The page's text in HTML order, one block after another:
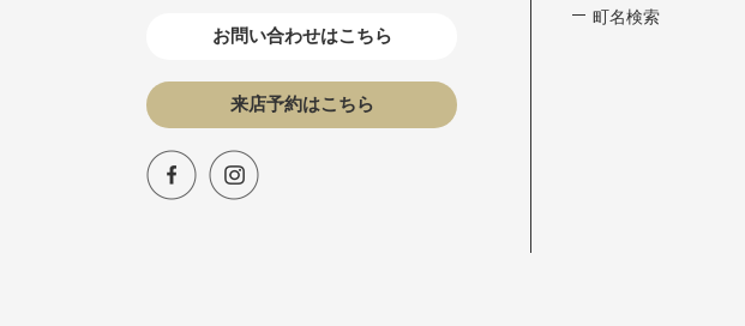
お問い合わせはこちら
来店予約はこちら
町名検索